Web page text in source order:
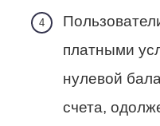
платными
нулевой
счета,